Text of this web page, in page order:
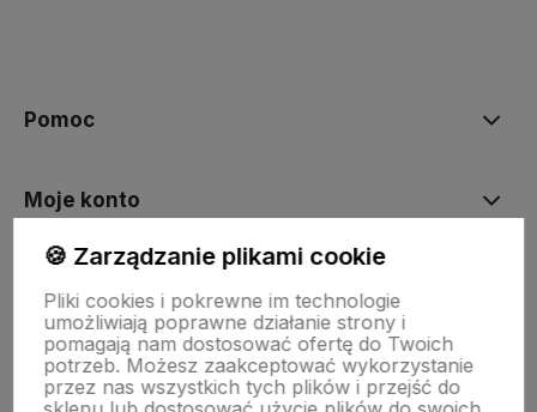
Pomoc
Moje konto
O nas
🍪 Zarządzanie plikami cookie
Pliki cookies i pokrewne im technologie
umożliwiają poprawne działanie strony i
pomagają nam dostosować ofertę do Twoich
potrzeb. Możesz zaakceptować wykorzystanie
przez nas wszystkich tych plików i przejść do